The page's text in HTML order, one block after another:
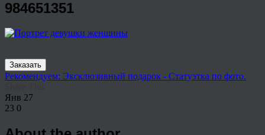
984651351
Заказать
Рекомендуем: Эксклюзивный подарок - Статуэтка по фото.
Янв 27
23 0